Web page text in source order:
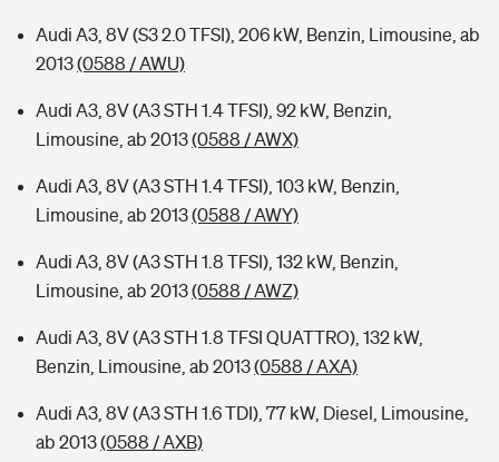
Audi A3, 8V (S3 2.0 TFSI), 206 kW, Benzin, Limousine, ab
2013(0588 / AWU)
Audi A3, 8V (A3 STH 1.4 TFSI), 92 kW, Benzin,
Limousine, ab 2013(0588 / AWX)
Audi A3, 8V (A3 STH 1.4 TFSI), 103 kW, Benzin,
Limousine, ab 2013(0588 / AWY)
Audi A3, 8V (A3 STH 1.8 TFSI), 132 kW, Benzin,
Limousine, ab 2013(0588 / AWZ)
Audi A3, 8V (A3 STH 1.8 TFSI QUATTRO), 132 kW,
Benzin, Limousine, ab 2013(0588 / AXA)
Audi A3, 8V (A3 STH 1.6 TDI), 77 kW, Diesel, Limousine,
ab 2013(0588 / AXB)